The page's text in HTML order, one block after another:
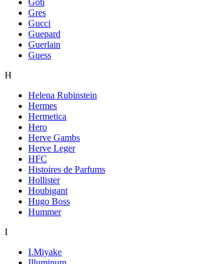
Gres
Gucci
Guepard
Guerlain
Guess
H
Helena Rubinstein
Hermes
Hermetica
Hero
Herve Gambs
Herve Leger
HFC
Histoires de Parfums
Hollister
Houbigant
Hugo Boss
Hummer
I
I.Miyake